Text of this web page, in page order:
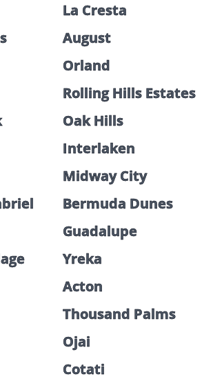
La Cresta
August
Orland
Rolling Hills Estates
Oak Hills
Interlaken
Midway City
Bermuda Dunes
Guadalupe
Yreka
Acton
Thousand Palms
Ojai
Cotati